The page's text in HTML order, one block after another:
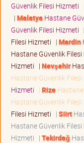
Güvenlik Filesi Hizmeti
| Malatya Hastane
Güvenlik Filesi Hizmeti
Filesi Hizmeti | Mardin
Hastane Güvenlik
Hizmeti | Nevşehir
Hastane Güvenlik
Hizmeti | RizeHastane
Hastane Güvenlik
Filesi Hizmeti | Siirt
Hastane Güvenlik
Hizmeti | Tekirdağ